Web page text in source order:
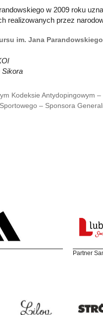
w 2009 roku
realizowanych przez
im. Jana
Sikora
Kodeksie Antydopingowym
– Sponsora
Partner